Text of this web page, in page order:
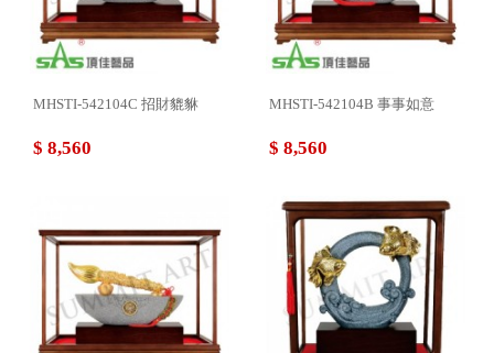
MHSTI-542104C 招財貔貅
$ 8,560
MHSTI-542104B 事事如意
$ 8,560